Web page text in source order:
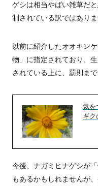
ゲシは相当やばい雑草だ
制されている訳ではあり
以前に紹介したオオキン
物」に指定されており、
されている上に、罰則まで
気を
ギク
今後、ナガミヒナゲシが
もあるかもしれませんが